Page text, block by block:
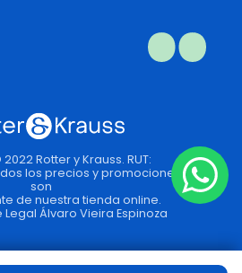
Rotter y Krauss. RUT:
los precios y promociones
son
de nuestra tienda online.
Álvaro Vieira Espinoza